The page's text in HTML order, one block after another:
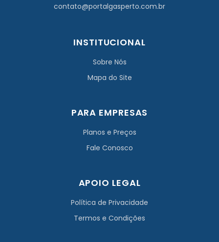
contato@portalgasperto.com.br
INSTITUCIONAL
Sobre Nós
Mapa do Site
PARA EMPRESAS
Planos e Preços
Fale Conosco
APOIO LEGAL
Política de Privacidade
Termos e Condições